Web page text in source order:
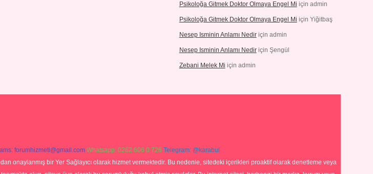
Psikoloğa Gitmek Doktor Olmaya Engel Mi için admin
Psikoloğa Gitmek Doktor Olmaya Engel Mi için Yiğitbaş
Nesep Isminin Anlamı Nediriçin admin
Nesep Isminin Anlamı Nediriçin Şengül
Zebani Melek Mi için admin
forumhizmeti@gmail.com Whatsapp: 0262 606 0 726 Telegram: @karabul
onaylanmış bir Yer Sağlayıcı olarak hizmet vermektedir. Bu nedenle, sitedeki içerikleri proaktif olarak denetleme veya